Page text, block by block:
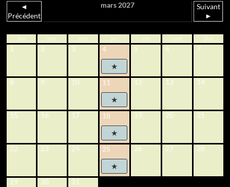
◄
Précédent
mars 2027
Suivant
►
lun mar mer jeu ven sam dim
1 2 3 4 5 6 7
8 9 10 11 12 13 14
15 16 17 18 19 20 21
22 23 24 25 26 27 28
29 30 31